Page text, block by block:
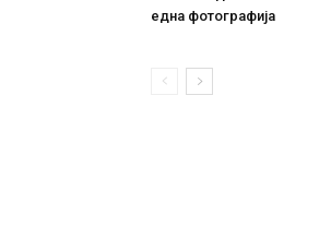
една фотографија